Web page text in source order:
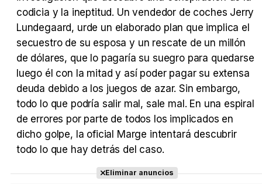
Tráiler Oficial en VOSE 'The Audacity'
Tráiler en español 'Outcome' (2026)
codicia y la ineptitud. Un vendedor de coches Jerry
Lundegaard, urde un elaborado plan que implica el
secuestro de su esposa y un rescate de un millón
de dólares, que lo pagaría su suegro para quedarse
luego él con la mitad y así poder pagar su extensa
deuda debido a los juegos de azar. Sin embargo,
todo lo que podría salir mal, sale mal. En una espiral
de errores por parte de todos los implicados en
dicho golpe, la oficial Marge intentará descubrir
todo lo que hay detrás del caso.
Eliminar anuncios